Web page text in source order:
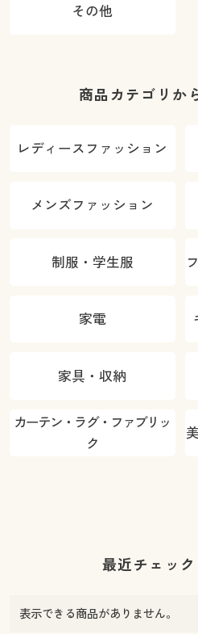
その他
商品カテゴリか
レディースファッション
メンズファッション
制服・学生服
家電
家具・収納
カーテン・ラグ・ファブリッ
ク
最近チェッ
表示できる商品がありません。